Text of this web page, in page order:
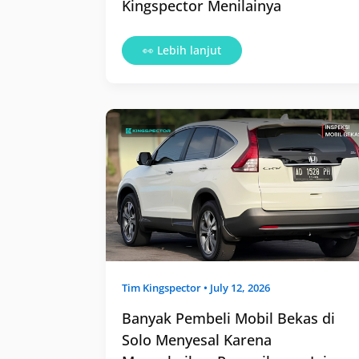
Kingspector Menilainya
👀 Lebih lanjut
Tim Kingspector • July 12, 2026
Banyak Pembeli Mobil Bekas di
Solo Menyesal Karena
Banyak
Pembeli
Mobil
Bekas
di
Solo
Menyesal
Karena
Mengabaikan
Pemeriksaan
Ini